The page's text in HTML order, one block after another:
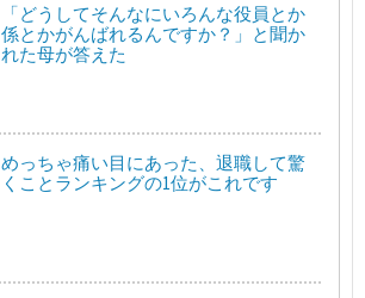
「どうしてそんなにいろんな役員とか
係とかがんばれるんですか？」と聞か
れた母が答えた
めっちゃ痛い目にあった、退職して驚
くことランキングの1位がこれです